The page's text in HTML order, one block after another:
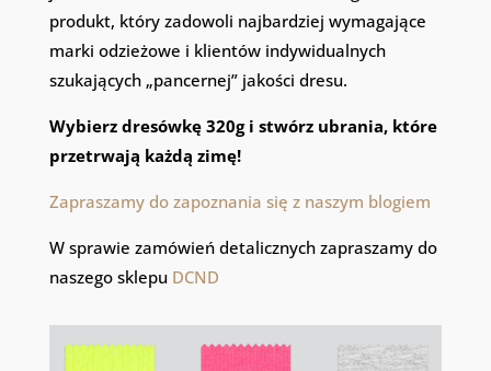
produkt, który zadowoli najbardziej wymagające
marki odzieżowe i klientów indywidualnych
szukających „pancernej” jakości dresu.
Wybierz dresówkę 320g i stwórz ubrania, które
przetrwają każdą zimę!
Zapraszamy do zapoznania się z naszym blogiem
W sprawie zamówień detalicznych zapraszamy do
naszego sklepu DCND